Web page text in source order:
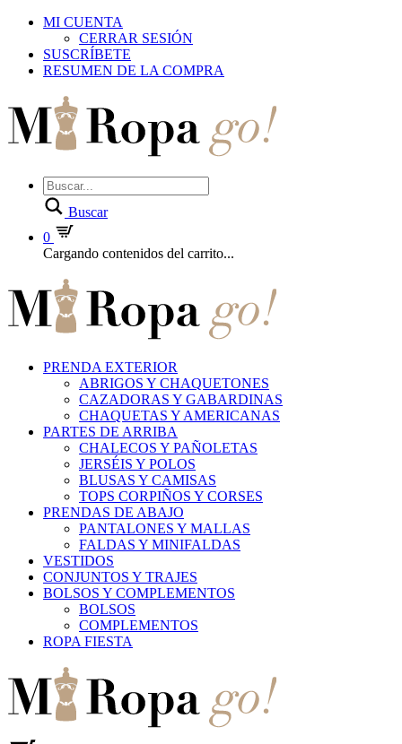
MI CUENTA
CERRAR SESIÓN
SUSCRÍBETE
RESUMEN DE LA COMPRA
Buscar
0
Cargando contenidos del carrito...
PRENDA EXTERIOR
ABRIGOS Y CHAQUETONES
CAZADORAS Y GABARDINAS
CHAQUETAS Y AMERICANAS
PARTES DE ARRIBA
CHALECOS Y PAÑOLETAS
JERSÉIS Y POLOS
BLUSAS Y CAMISAS
TOPS CORPIÑOS Y CORSES
PRENDAS DE ABAJO
PANTALONES Y MALLAS
FALDAS Y MINIFALDAS
VESTIDOS
CONJUNTOS Y TRAJES
BOLSOS Y COMPLEMENTOS
BOLSOS
COMPLEMENTOS
ROPA FIESTA